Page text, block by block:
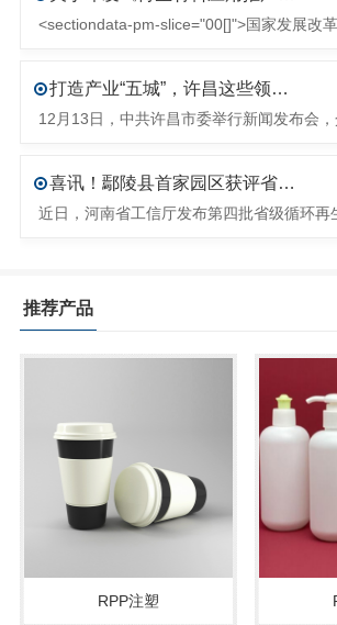
打造产业“五城”，许昌这些领域将迎来大发展！
喜讯！鄢陵县首家园区获评省级循环再生工业园
推荐产品
RPP注塑